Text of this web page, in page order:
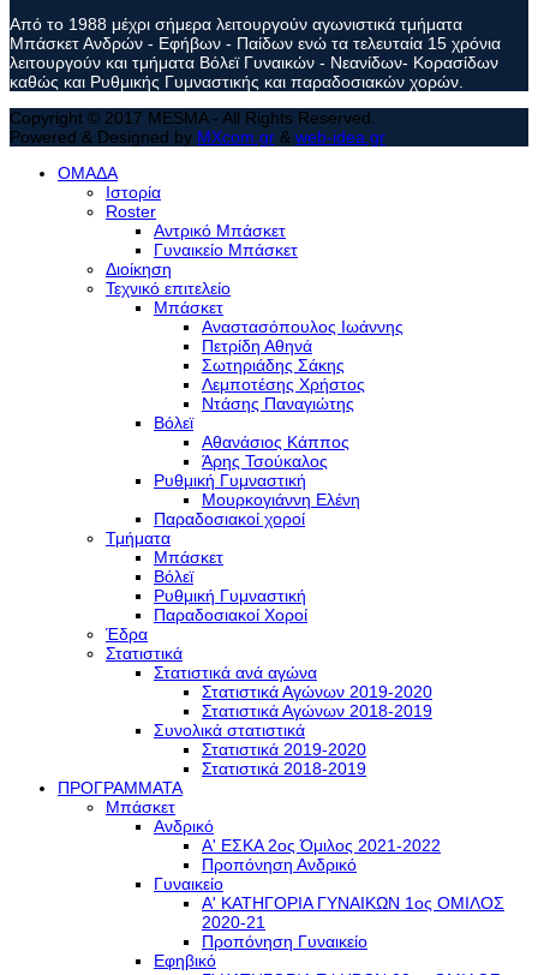
Από το 1988 μέχρι σήμερα λειτουργούν αγωνιστικά τμήματα
Μπάσκετ Ανδρών - Εφήβων - Παίδων ενώ τα τελευταία 15 χρόνια
λειτουργούν και τμήματα Βόλεϊ Γυναικών - Νεανίδων- Κορασίδων
καθώς και Ρυθμικής Γυμναστικής και παραδοσιακών χορών.
Copyright © 2017 MESMA - All Rights Reserved.
Powered & Designed by MXcom.gr & web-idea.gr
ΟΜΑΔΑ
Ιστορία
Roster
Αντρικό Μπάσκετ
Γυναικείο Μπάσκετ
Διοίκηση
Τεχνικό επιτελείο
Μπάσκετ
Αναστασόπουλος Ιωάννης
Πετρίδη Αθηνά
Σωτηριάδης Σάκης
Λεμποτέσης Χρήστος
Ντάσης Παναγιώτης
Βόλεϊ
Αθανάσιος Κάππος
Άρης Τσούκαλος
Ρυθμική Γυμναστική
Μουρκογιάννη Ελένη
Παραδοσιακοί χοροί
Τμήματα
Μπάσκετ
Βόλεϊ
Ρυθμική Γυμναστική
Παραδοσιακοί Χοροί
Έδρα
Στατιστικά
Στατιστικά ανά αγώνα
Στατιστικά Αγώνων 2019-2020
Στατιστικά Αγώνων 2018-2019
Συνολικά στατιστικά
Στατιστικά 2019-2020
Στατιστικά 2018-2019
ΠΡΟΓΡΑΜΜΑΤΑ
Μπάσκετ
Ανδρικό
Α' ΕΣΚΑ 2ος Όμιλος 2021-2022
Προπόνηση Ανδρικό
Γυναικείο
Α' ΚΑΤΗΓΟΡΙΑ ΓΥΝΑΙΚΩΝ 1ος ΟΜΙΛΟΣ
2020-21
Προπόνηση Γυναικείο
Εφηβικό